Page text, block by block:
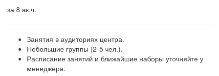
за 8 ак.ч.
Занятия в аудиториях центра.
Небольшие группы (2-5 чел.).
Расписание занятий и ближайшие наборы уточняйте у
менеджера.